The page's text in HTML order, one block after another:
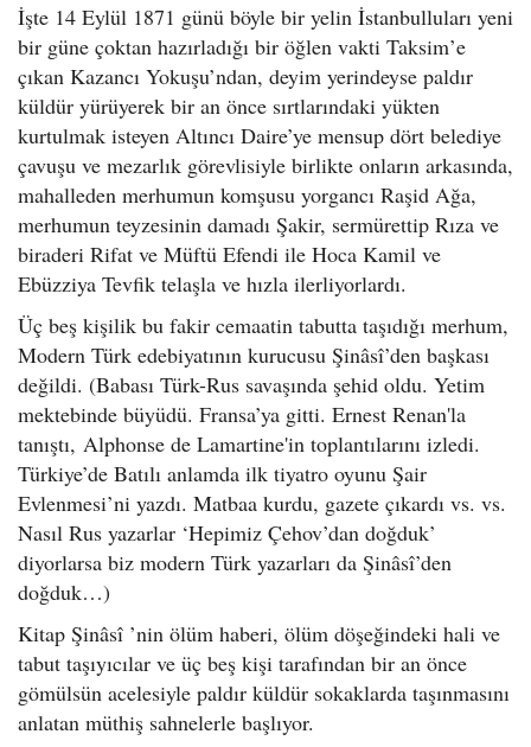
İşte 14 Eylül 1871 günü böyle bir yelin İstanbulluları yeni
bir güne çoktan hazırladığı bir öğlen vakti Taksim’e
çıkan Kazancı Yokuşu’ndan, deyim yerindeyse paldır
küldür yürüyerek bir an önce sırtlarındaki yükten
kurtulmak isteyen Altıncı Daire’ye mensup dört belediye
çavuşu ve mezarlık görevlisiyle birlikte onların arkasında,
mahalleden merhumun komşusu yorgancı Raşid Ağa,
merhumun teyzesinin damadı Şakir, sermürettip Rıza ve
biraderi Rifat ve Müftü Efendi ile Hoca Kamil ve
Ebüzziya Tevfik telaşla ve hızla ilerliyorlardı.
Üç beş kişilik bu fakir cemaatin tabutta taşıdığı merhum,
Modern Türk edebiyatının kurucusu Şinâsî’den başkası
değildi. (Babası Türk-Rus savaşında şehid oldu. Yetim
mektebinde büyüdü. Fransa’ya gitti. Ernest Renan'la
tanıştı, Alphonse de Lamartine'in toplantılarını izledi.
Türkiye’de Batılı anlamda ilk tiyatro oyunu Şair
Evlenmesi’ni yazdı. Matbaa kurdu, gazete çıkardı vs. vs.
Nasıl Rus yazarlar ‘Hepimiz Çehov’dan doğduk’
diyorlarsa biz modern Türk yazarları da Şinâsî’den
doğduk…)
Kitap Şinâsî ’nin ölüm haberi, ölüm döşeğindeki hali ve
tabut taşıyıcılar ve üç beş kişi tarafından bir an önce
gömülsün acelesiyle paldır küldür sokaklarda taşınmasını
anlatan müthiş sahnelerle başlıyor.